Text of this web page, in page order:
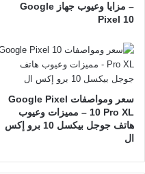
– مزايا وعيوب جهاز Google
Pixel 10
سعر ومواصفات Google Pixel
10 Pro XL – مميزات وعيوب
هاتف جوجل بيكسل 10 برو إكس
ال